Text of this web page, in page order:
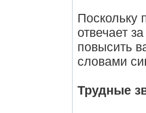
Поскольку
отвечает
повысить
словами
Трудные